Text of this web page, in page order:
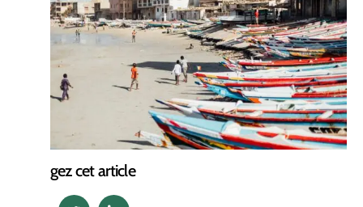
Partagez cet article